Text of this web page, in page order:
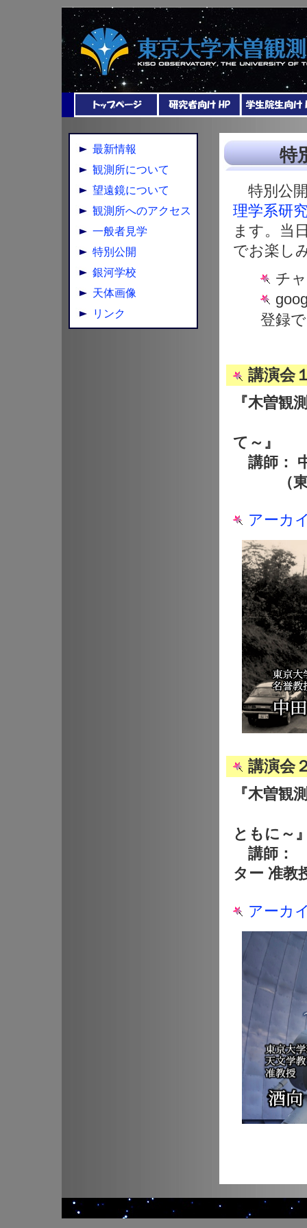
特
特別公
理学系研
ます。当
でお楽し
チ
登録
講演会
『木曽観
て～』
講師：
（東京
アーカ
講演会
『木曽観
ともに～
講師：
ター 准教
アーカ
最新情報
観測所について
望遠鏡について
観測所へのアクセス
一般者見学
特別公開
銀河学校
天体画像
リンク